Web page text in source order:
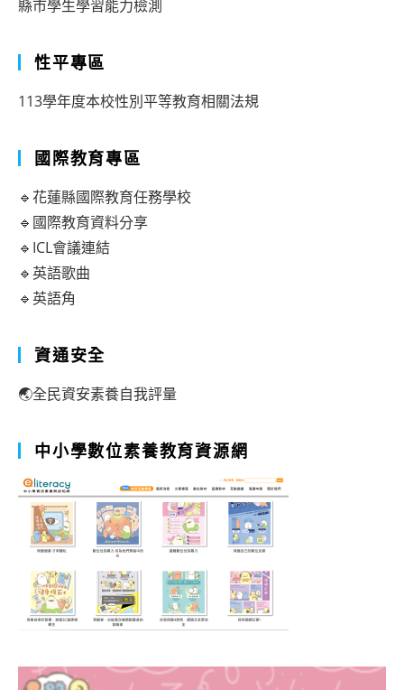
縣市學生學習能力檢測
性平專區
113學年度本校性別平等教育相關法規
國際教育專區
🔹花蓮縣國際教育任務學校
🔹國際教育資料分享
🔹ICL會議連結
🔹英語歌曲
🔹英語角
資通安全
🌏全民資安素養自我評量
中小學數位素養教育資源網